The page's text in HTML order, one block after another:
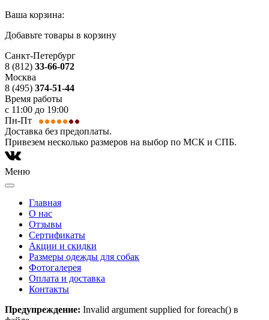
Ваша корзина:
Добавьте товары в корзину
Санкт-Петербург
8 (812) 33-66-072
Москва
8 (495) 374-51-44
Время работы
с 11:00 до 19:00
Пн-Пт
Доставка без предоплаты.
Привезем несколько размеров на выбор по МСК и СПБ.
Меню
Главная
О нас
Отзывы
Сертификаты
Акции и скидки
Размеры одежды для собак
Фотогалерея
Оплата и доставка
Контакты
Предупреждение: Invalid argument supplied for foreach() в